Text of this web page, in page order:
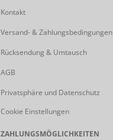
Kontakt
Versand- & Zahlungsbedingungen
Rücksendung & Umtausch
AGB
Privatsphäre und Datenschutz
Cookie Einstellungen
ZAHLUNGSMÖGLICHKEITEN